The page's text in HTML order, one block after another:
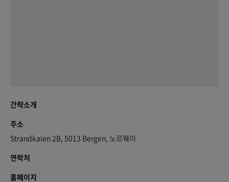
간략소개
주소
Strandkaien 2B, 5013 Bergen, 노르웨이
연락처
홈페이지